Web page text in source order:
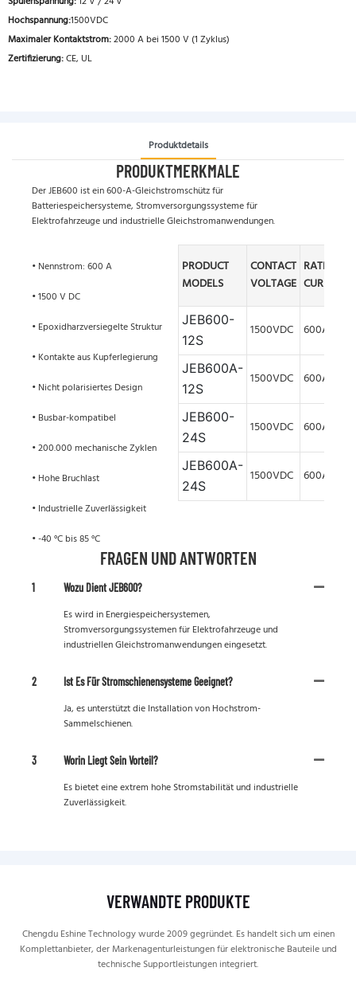
Hochspannung:1500VDC
Maximaler Kontaktstrom:2000 A bei 1500 V (1 Zyklus)
Zertifizierung:CE, UL
Produktdetails
PRODUKTMERKMALE
Der JEB600 ist ein 600-A-Gleichstromschütz für
Batteriespeichersysteme, Stromversorgungssysteme für
Elektrofahrzeuge und industrielle Gleichstromanwendungen.
• Nennstrom: 600 A
• 1500 V DC
• Epoxidharzversiegelte Struktur
• Kontakte aus Kupferlegierung
• Nicht polarisiertes Design
• Busbar-kompatibel
• 200.000 mechanische Zyklen
• Hohe Bruchlast
• Industrielle Zuverlässigkeit
• -40 °C bis 85 °C
PRODUCT
MODELS
CONTACT
VOLTAGE
RATED
CURRENT
JEB600-
12S
1500VDC 600A
JEB600A-
12S
1500VDC 600A
JEB600-
24S
1500VDC 600A
JEB600A-
24S
1500VDC 600A
FRAGEN UND ANTWORTEN
1 Wozu Dient JEB600?
Es wird in Energiespeichersystemen,
Stromversorgungssystemen für Elektrofahrzeuge und
industriellen Gleichstromanwendungen eingesetzt.
2 Ist Es Für Stromschienensysteme Geeignet?
Ja, es unterstützt die Installation von Hochstrom-
Sammelschienen.
3 Worin Liegt Sein Vorteil?
Es bietet eine extrem hohe Stromstabilität und industrielle
Zuverlässigkeit.
VERWANDTE PRODUKTE
Chengdu Eshine Technology wurde 2009 gegründet. Es handelt sich um einen
Komplettanbieter, der Markenagenturleistungen für elektronische Bauteile und
technische Supportleistungen integriert.